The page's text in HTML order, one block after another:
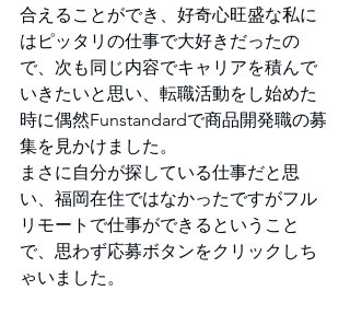
合えることができ、好奇心旺盛な私に
はピッタリの仕事で大好きだったの
で、次も同じ内容でキャリアを積んで
いきたいと思い、転職活動をし始めた
時に偶然Funstandardで商品開発職の募
集を見かけました。
まさに自分が探している仕事だと思
い、福岡在住ではなかったですがフル
リモートで仕事ができるということ
で、思わず応募ボタンをクリックしち
ゃいました。